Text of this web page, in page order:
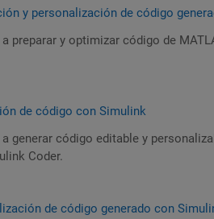
generado para MATLAB
y personalización de código
a preparar y optimizar código de
de código con Simulink
a generar código editable y
Coder.
con Simulinkde código generado con